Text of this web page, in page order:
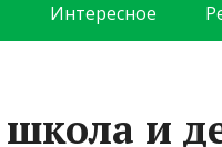
Интересное
и